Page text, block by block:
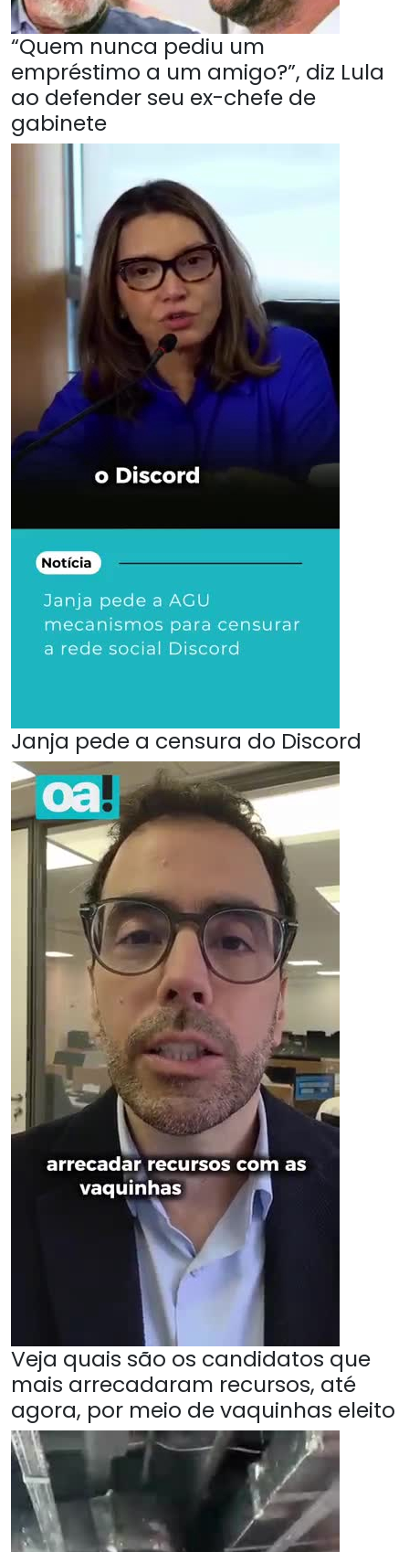
“Quem nunca pediu um
empréstimo a um amigo?”, diz Lula
ao defender seu ex-chefe de
gabinete
Janja pede a censura do Discord
Veja quais são os candidatos que
mais arrecadaram recursos, até
agora, por meio de vaquinhas eleito